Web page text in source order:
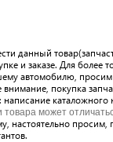
данный
и заказе. Для более
автомобилю,
внимание, покупка
каталожного
товара может
настоятельно просим,